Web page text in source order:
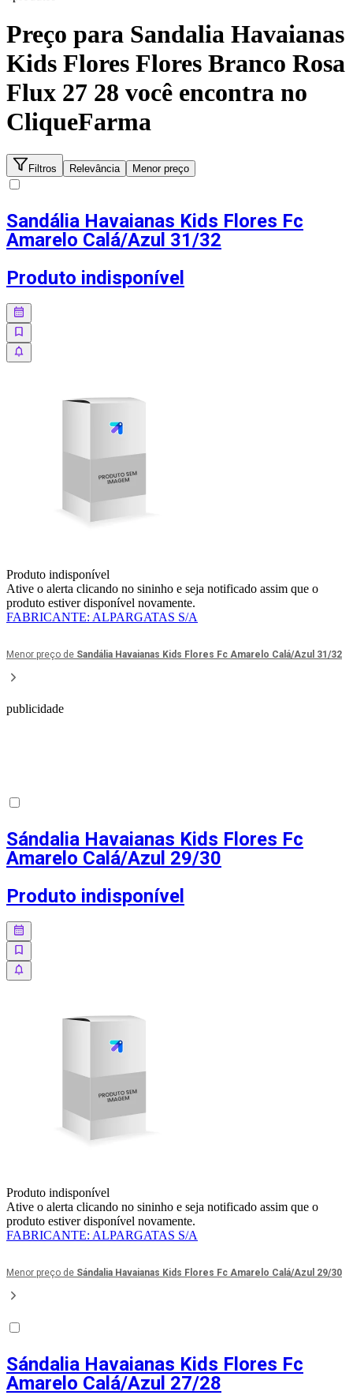
Preço para Sandalia Havaianas
Kids Flores Flores Branco Rosa
Flux 27 28 você encontra no
CliqueFarma
Filtros Relevância Menor preço
Sandália Havaianas Kids Flores Fc
Amarelo Calá/Azul 31/32
Produto indisponível
Produto indisponível
Ative o alerta clicando no sininho e seja notificado assim que o
produto estiver disponível novamente.
FABRICANTE: ALPARGATAS S/A
Menor preço de Sandália Havaianas Kids Flores Fc Amarelo Calá/Azul 31/32
publicidade
Sándalia Havaianas Kids Flores Fc
Amarelo Calá/Azul 29/30
Produto indisponível
Produto indisponível
Ative o alerta clicando no sininho e seja notificado assim que o
produto estiver disponível novamente.
FABRICANTE: ALPARGATAS S/A
Menor preço de Sándalia Havaianas Kids Flores Fc Amarelo Calá/Azul 29/30
Sándalia Havaianas Kids Flores Fc
Amarelo Calá/Azul 27/28